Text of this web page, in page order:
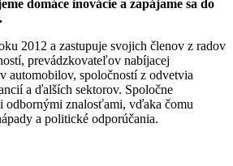
domáce inovácie a zapájame sa do
2012 a zastupuje svojich členov z radov
prevádzkovateľov nabíjacej
automobilov, spoločností z odvetvia
a ďalších sektorov. Spoločne
odbornými znalosťami, vďaka čomu
a politické odporúčania.